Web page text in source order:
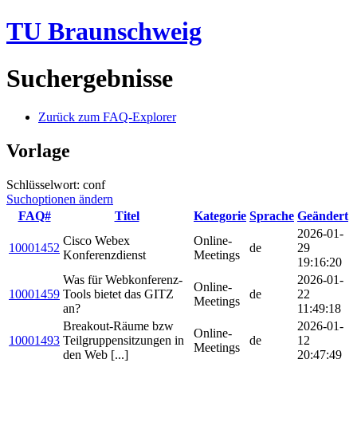
TU Braunschweig
Suchergebnisse
Zurück zum FAQ-Explorer
Vorlage
Schlüsselwort: conf
Suchoptionen ändern
FAQ#
Titel Kategorie Sprache Geändert
10001452
Cisco Webex
Konferenzdienst
Online-
Meetings
de
2026-01-
29
19:16:20
10001459
Was für Webkonferenz-
Tools bietet das GITZ
an?
Online-
Meetings
de
2026-01-
22
11:49:18
10001493
Breakout-Räume bzw
Teilgruppensitzungen in
den Web [...]
Online-
Meetings
de
2026-01-
12
20:47:49